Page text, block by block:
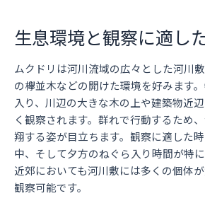
生息環境と観察に適し
ムクドリは河川流域の広々とした河川
の欅並木などの開けた環境を好みます
入り、川辺の大きな木の上や建築物近
く観察されます。群れで行動するため
翔する姿が目立ちます。観察に適した
中、そして夕方のねぐら入り時間が特
近郊においても河川敷には多くの個体
観察可能です。